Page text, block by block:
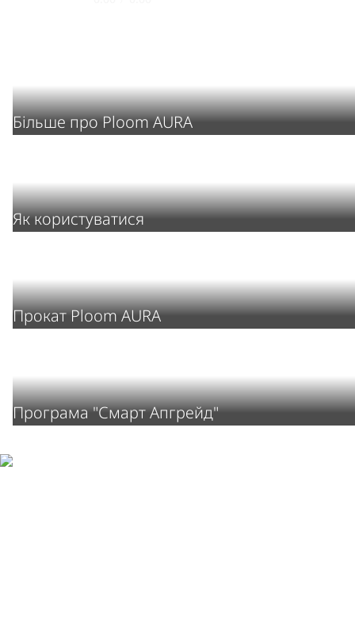
Більше про Ploom AURA
Як користуватися
Прокат Ploom AURA
Програма "Смарт Апгрейд"